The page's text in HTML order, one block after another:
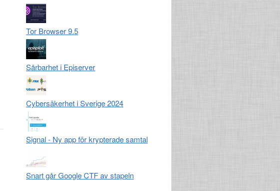
Tor Browser 9.5
Sårbarhet i Episerver
Cybersäkerhet i Sverige 2024
Signal - Ny app för krypterade samtal
Snart går Google CTF av stapeln